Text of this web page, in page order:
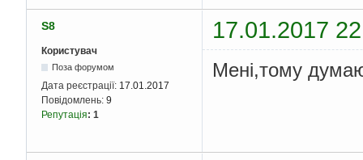
S8 17.01.2017
Користувач
Поза форумом
Дата реєстрації: 17.01.2017
Повідомлень: 9
Репутація: 1
Мені,тому